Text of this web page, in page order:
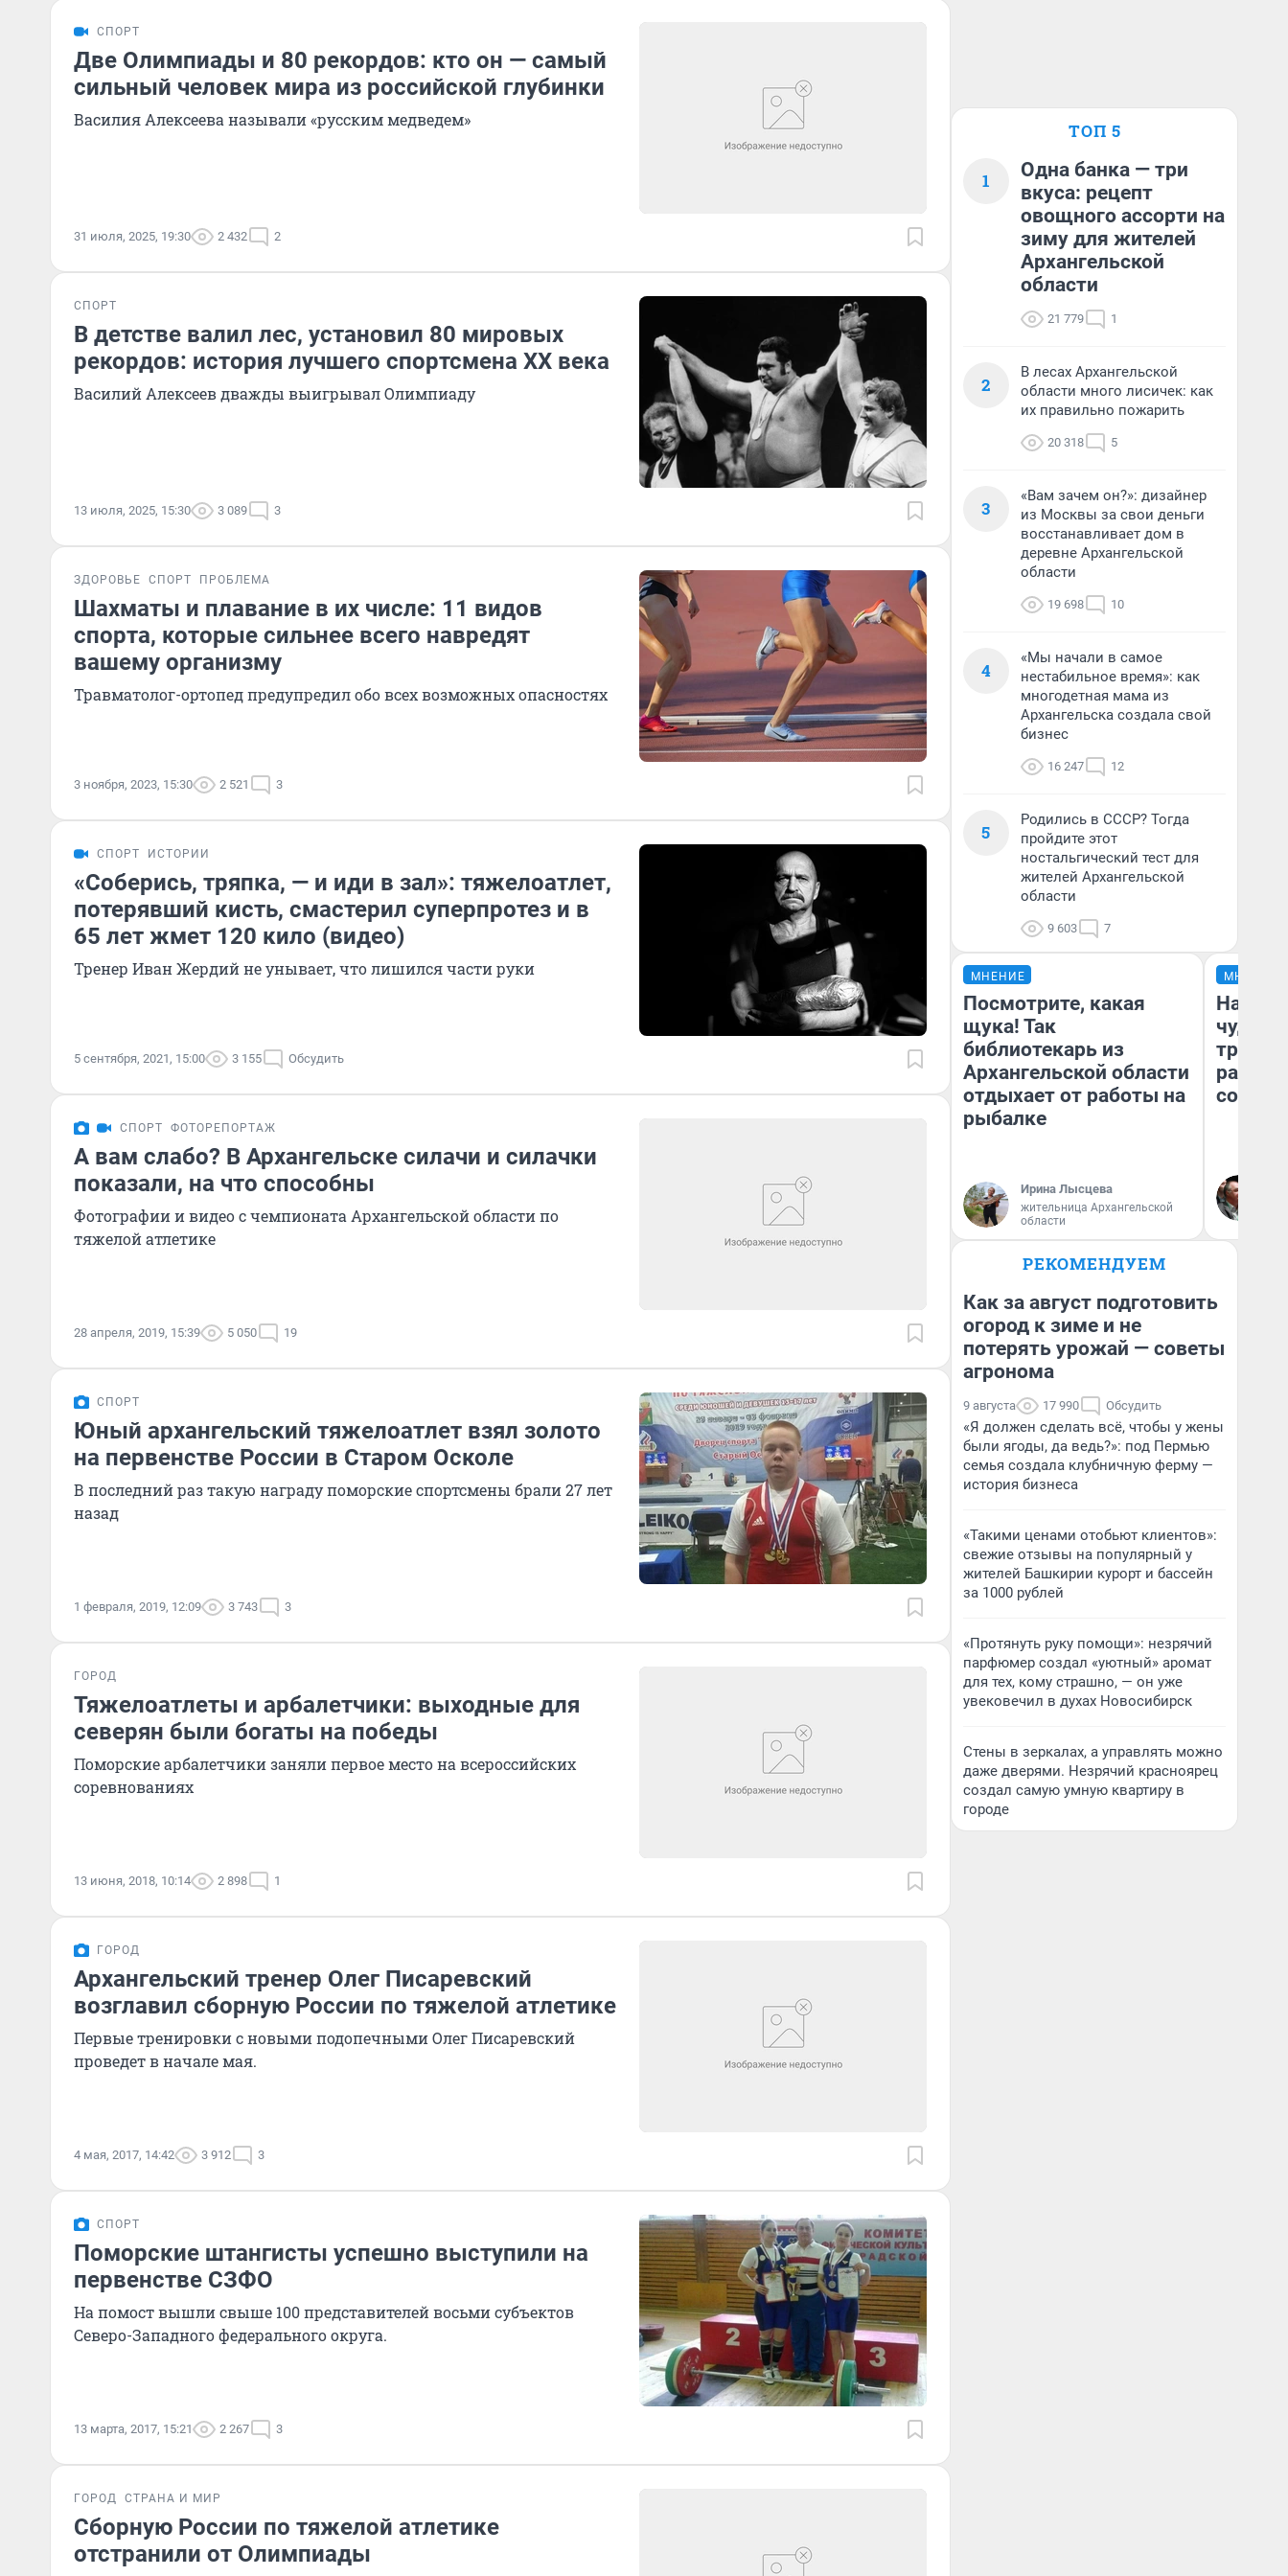
СПОРТ
Две Олимпиады и 80 рекордов: кто он — самый
сильный человек мира из российской глубинки
Василия Алексеева называли «русским медведем»
31 июля, 2025, 19:30 2 432 2
СПОРТ
В детстве валил лес, установил 80 мировых
рекордов: история лучшего спортсмена XX века
Василий Алексеев дважды выигрывал Олимпиаду
13 июля, 2025, 15:30 3 089 3
ЗДОРОВЬЕ СПОРТ ПРОБЛЕМА
Шахматы и плавание в их числе: 11 видов
спорта, которые сильнее всего навредят
вашему организму
Травматолог-ортопед предупредил обо всех возможных опасностях
3 ноября, 2023, 15:30 2 521 3
СПОРТ ИСТОРИИ
«Соберись, тряпка, — и иди в зал»: тяжелоатлет,
потерявший кисть, смастерил суперпротез и в
65 лет жмет 120 кило (видео)
Тренер Иван Жердий не унывает, что лишился части руки
5 сентября, 2021, 15:00 3 155 Обсудить
СПОРТ ФОТОРЕПОРТАЖ
А вам слабо? В Архангельске силачи и силачки
показали, на что способны
Фотографии и видео с чемпионата Архангельской области по
тяжелой атлетике
28 апреля, 2019, 15:39 5 050 19
СПОРТ
Юный архангельский тяжелоатлет взял золото
на первенстве России в Старом Осколе
В последний раз такую награду поморские спортсмены брали 27 лет
назад
1 февраля, 2019, 12:09 3 743 3
ГОРОД
Тяжелоатлеты и арбалетчики: выходные для
северян были богаты на победы
Поморские арбалетчики заняли первое место на всероссийских
соревнованиях
13 июня, 2018, 10:14 2 898 1
ГОРОД
Архангельский тренер Олег Писаревский
возглавил сборную России по тяжелой атлетике
Первые тренировки с новыми подопечными Олег Писаревский
проведет в начале мая.
4 мая, 2017, 14:42 3 912 3
СПОРТ
Поморские штангисты успешно выступили на
первенстве СЗФО
На помост вышли свыше 100 представителей восьми субъектов
Северо-Западного федерального округа.
13 марта, 2017, 15:21 2 267 3
ГОРОД СТРАНА И МИР
Сборную России по тяжелой атлетике
отстранили от Олимпиады
ТОП 5
1
Одна банка — три
вкуса: рецепт
овощного ассорти на
зиму для жителей
Архангельской
области
21 779 1
2
В лесах Архангельской
области много лисичек: как
их правильно пожарить
20 318 5
3
«Вам зачем он?»: дизайнер
из Москвы за свои деньги
восстанавливает дом в
деревне Архангельской
области
19 698 10
4
«Мы начали в самое
нестабильное время»: как
многодетная мама из
Архангельска создала свой
бизнес
16 247 12
5
Родились в СССР? Тогда
пройдите этот
ностальгический тест для
жителей Архангельской
области
9 603 7
МНЕНИЕ
Посмотрите, какая
щука! Так
библиотекарь из
Архангельской области
отдыхает от работы на
рыбалке
Ирина Лысцева
жительница Архангельской
области
МНЕНИЕ
чудом
РЕКОМЕНДУЕМ
Как за август подготовить
огород к зиме и не
потерять урожай — советы
агронома
9 августа 17 990 Обсудить
«Я должен сделать всё, чтобы у жены
были ягоды, да ведь?»: под Пермью
семья создала клубничную ферму —
история бизнеса
«Такими ценами отобьют клиентов»:
свежие отзывы на популярный у
жителей Башкирии курорт и бассейн
за 1000 рублей
«Протянуть руку помощи»: незрячий
парфюмер создал «уютный» аромат
для тех, кому страшно, — он уже
увековечил в духах Новосибирск
Стены в зеркалах, а управлять можно
даже дверями. Незрячий красноярец
создал самую умную квартиру в
городе